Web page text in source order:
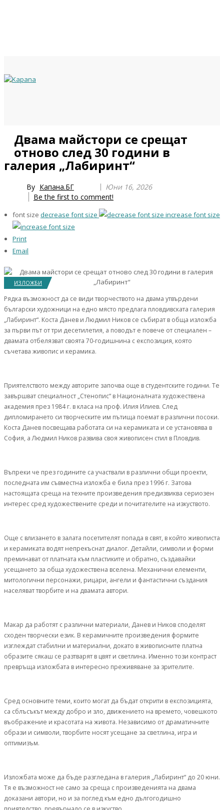
Двама майстори се срещат
отново след 30 години в
галерия „Лабиринт“
By Капана.БГ
Юни 16, 2026
Be the first to comment!
font size decrease font size increase font size
Print
Email
ИЗЛОЖБИ
Рядка възможност да се види творчеството на двама утвърдени
български художници на едно място предлага пловдивската галерия
„Лабиринт“. Коста Данев и Людмил Ников се събират в обща изложба
за първи път от три десетилетия, а поводът е повече от специален –
двамата отбелязват своята 70-годишнина с експозиция, която
съчетава живопис и керамика.
Приятелството между авторите започва още в студентските години. Те
завършват специалност „Стенопис“ в Националната художествена
академия през 1984 г. в класа на проф. Илия Илиев. След
дипломирането си творческите им пътища поемат в различни посоки.
Коста Данев посвещава работата си на керамиката и се установява в
София, а Людмил Ников развива своя живописен стил в Пловдив.
Въпреки че през годините са участвали в различни общи проекти,
последната им съвместна изложба е била през 1996 г. Затова
настоящата среща на техните произведения предизвиква сериозен
интерес сред художествените среди и почитателите на изкуството.
Още с влизането в залата посетителят попада в свят, в който живописта
и керамиката водят непрекъснат диалог. Детайли, символи и форми
преминават от платната към пластиките и обратно, създавайки
усещането за обща художествена вселена. Механични елементи,
митологични персонажи, рицари, ангели и фантастични създания
населяват творбите и на двамата автори.
Макар да работят с различни материали, Данев и Ников споделят
сходен творчески език. В керамичните произведения формите
изглеждат стабилни и материални, докато в живописните платна
образите сякаш се разтварят в цвят и светлина. Именно този контраст
превръща изложбата в интересно преживяване за зрителите.
Сред основните теми, които могат да бъдат открити в експозицията,
са сблъсъкът между добро и зло, движението на времето, човешкото
въображение и красотата на живота. Независимо от драматичните
образи и символи, творбите носят усещане за светлина, игра и
оптимизъм.
Изложбата може да бъде разгледана в галерия „Лабиринт“ до 20 юни.
Тя е възможност не само за среща с произведенията на двама
доказани автори, но и за поглед към едно дългогодишно
Year
Month
Year
Month